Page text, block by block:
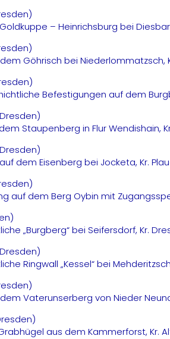
– Heinrichsburg bei
Göhrisch bei Niederlommatzsch,
Befestigungen auf dem
Staupenberg in Flur Wendishain,
dem Eisenberg bei Jocketa, Kr.
auf dem Berg Oybin mit
„Burgberg“ bei Seifersdorf, Kr.
Ringwall „Kessel“ bei
Vaterunserberg von Nieder
aus dem Kammerforst, Kr.